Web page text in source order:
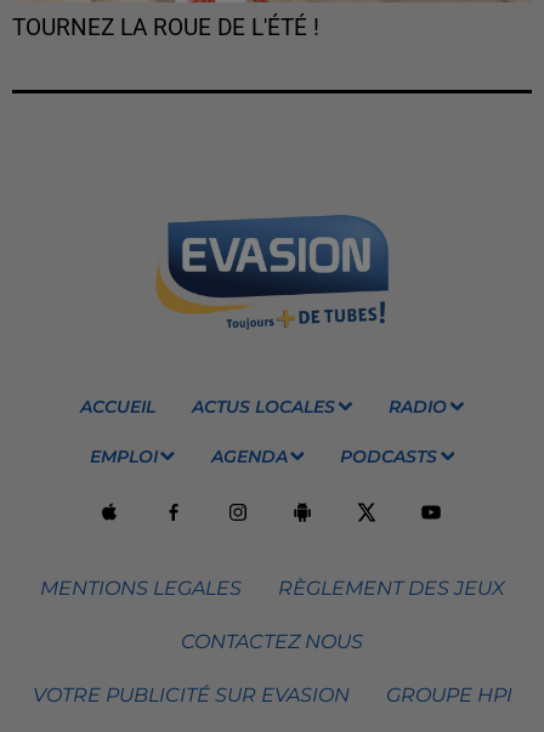
TOURNEZ LA ROUE DE L'ÉTÉ !
ACCUEIL ACTUS LOCALES RADIO
EMPLOI AGENDA PODCASTS
MENTIONS LEGALES RÈGLEMENT DES JEUX
CONTACTEZ NOUS
VOTRE PUBLICITÉ SUR EVASION GROUPE HPI